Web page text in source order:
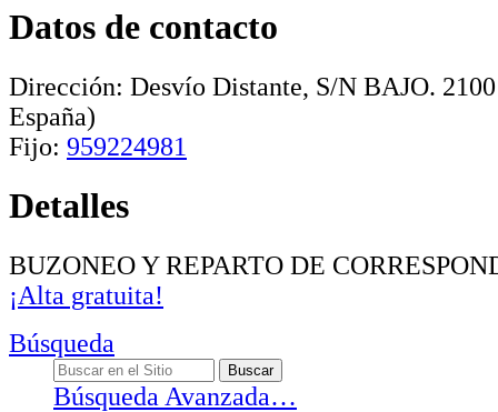
Datos de contacto
Dirección: Desvío Distante, S/N BAJO.
España)
Fijo: 959224981
Detalles
BUZONEO Y REPARTO DE
¡Alta gratuita!
Búsqueda
Búsqueda Avanzada…